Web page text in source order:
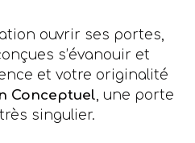
ouvrir ses portes,
s’évanouir et
et votre originalité
Conceptuel , une porte
singulier.